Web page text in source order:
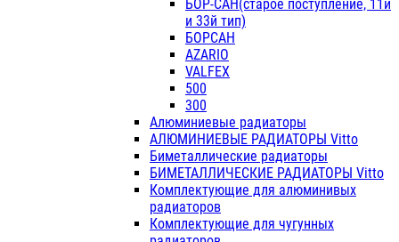
БОР-САН(старое поступление, 11й
и 33й тип)
БОРСАН
AZARIO
VALFEX
500
300
Алюминиевые радиаторы
АЛЮМИНИЕВЫЕ РАДИАТОРЫ Vitto
Биметаллические радиаторы
БИМЕТАЛЛИЧЕСКИЕ РАДИАТОРЫ Vitto
Комплектующие для алюминивых
радиаторов
Комплектующие для чугунных